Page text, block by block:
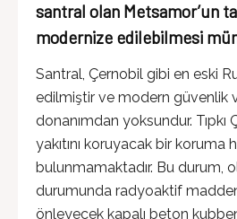
santral olan Metsamor’un
modernize edilebilmesi
Santral, Çernobil gibi en eski
edilmiştir ve modern güvenlik
donanımdan yoksundur.
yakıtını koruyacak bir koruma
bulunmamaktadır. Bu durum,
durumunda radyoaktif maddenin
önleyecek kapalı beton